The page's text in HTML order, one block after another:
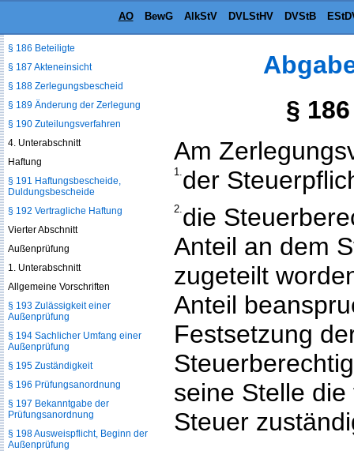
AO BewG AlkStV DVLStHV DVStB
§
Am
1.der
2.die
Anteil an dem
zugeteilt
Anteil
Festsetzung
seine Stelle
Steuer
§ 185 Geltung der allgemeinen
§ 186 Beteiligte
§ 187 Akteneinsicht
§ 188 Zerlegungsbescheid
§ 189 Änderung der Zerlegung
§ 190 Zuteilungsverfahren
4. Unterabschnitt
Haftung
§ 191 Haftungsbescheide,
Duldungsbescheide
§ 192 Vertragliche Haftung
Vierter Abschnitt
Außenprüfung
1. Unterabschnitt
Allgemeine Vorschriften
§ 193 Zulässigkeit einer
Außenprüfung
§ 194 Sachlicher Umfang einer
Außenprüfung
§ 195 Zuständigkeit
§ 196 Prüfungsanordnung
§ 197 Bekanntgabe der
Prüfungsanordnung
§ 198 Ausweispflicht, Beginn der
Außenprüfung